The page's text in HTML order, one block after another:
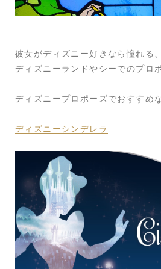
彼女がディズニー好きなら憧れる、
ディズニーランドやシーでのプロ
ディズニープロポーズでおすすめ
ディズニーシンデレラ